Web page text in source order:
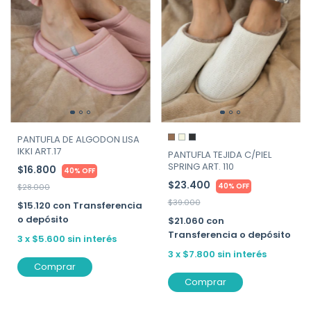
PANTUFLA DE ALGODON LISA
IKKI ART.17
$16.800 40% OFF
$28.000
$15.120 con Transferencia
o depósito
3 x $5.600 sin interés
Comprar
PANTUFLA TEJIDA C/PIEL
SPRING ART. 110
$23.400 40% OFF
$39.000
$21.060 con
Transferencia o depósito
3 x $7.800 sin interés
Comprar